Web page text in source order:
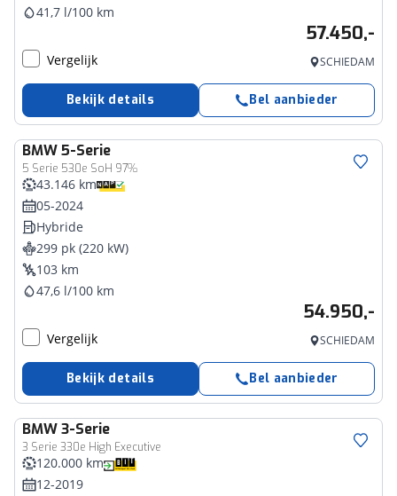
41,7 l/100 km
57.450,-
Vergelijk SCHIEDAM
Bekijk details Bel aanbieder
BMW5-Serie
5 Serie 530e SoH 97%
43.146 km
05-2024
Hybride
299 pk (220 kW)
103 km
47,6 l/100 km
54.950,-
Vergelijk SCHIEDAM
Bekijk details Bel aanbieder
BMW3-Serie
3 Serie 330e High Executive
120.000 km
12-2019